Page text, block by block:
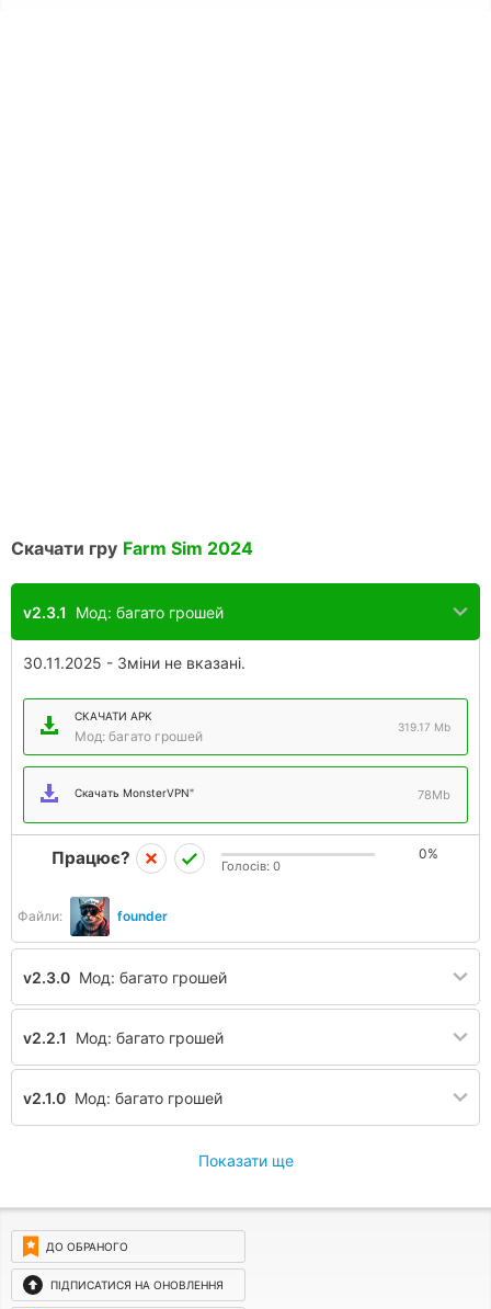
Скачати гру Farm Sim 2024
v2.3.1 Мод: багато грошей
30.11.2025 - Зміни не вказані.
СКАЧАТИ APK
Мод: багато грошей
319.17 Mb
Скачать MonsterVPN" 78Mb
Файли: founder
Працює? 0%
Голосів: 0
v2.3.0 Мод: багато грошей
v2.2.1 Мод: багато грошей
v2.1.0 Мод: багато грошей
Показати ще
ДО ОБРАНОГО
ПІДПИСАТИСЯ НА ОНОВЛЕННЯ